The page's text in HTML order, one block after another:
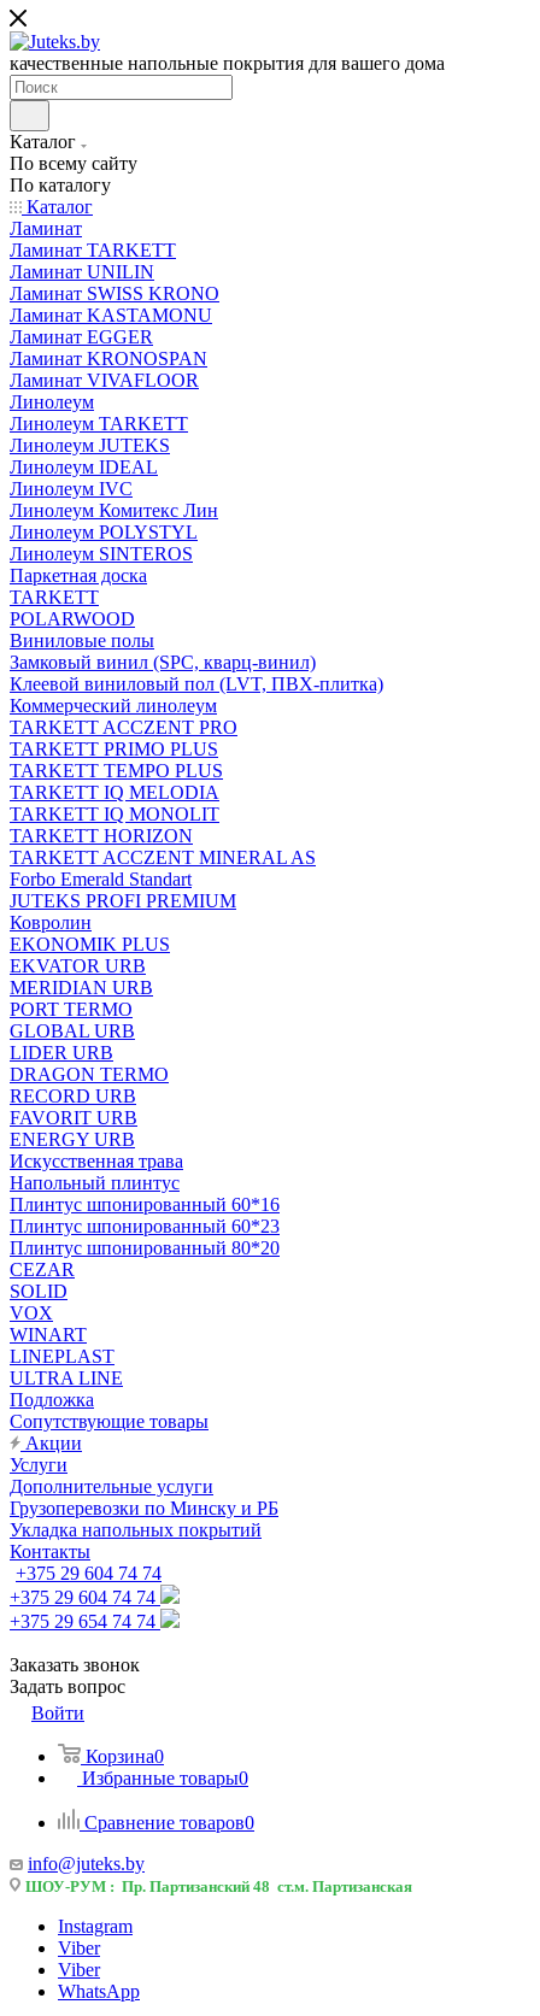
качественные напольные покрытия для вашего дома
Каталог
По всему сайту
По каталогу
Каталог
Ламинат
Ламинат TARKETT
Ламинат UNILIN
Ламинат SWISS KRONO
Ламинат KASTAMONU
Ламинат EGGER
Ламинат KRONOSPAN
Ламинат VIVAFLOOR
Линолеум
Линолеум TARKETT
Линолеум JUTEKS
Линолеум IDEAL
Линолеум IVC
Линолеум Комитекс Лин
Линолеум POLYSTYL
Линолеум SINTEROS
Паркетная доска
TARKETT
POLARWOOD
Виниловые полы
Замковый винил (SPC, кварц-винил)
Клеевой виниловый пол (LVT, ПВХ-плитка)
Коммерческий линолеум
TARKETT ACCZENT PRO
TARKETT PRIMO PLUS
TARKETT TEMPO PLUS
TARKETT IQ MELODIA
TARKETT IQ MONOLIT
TARKETT HORIZON
TARKETT ACCZENT MINERAL AS
Forbo Emerald Standart
JUTEKS PROFI PREMIUM
Ковролин
EKONOMIK PLUS
EKVATOR URB
MERIDIAN URB
PORT TERMO
GLOBAL URB
LIDER URB
DRAGON TERMO
RECORD URB
FAVORIT URB
ENERGY URB
Искусственная трава
Напольный плинтус
Плинтус шпонированный 60*16
Плинтус шпонированный 60*23
Плинтус шпонированный 80*20
CEZAR
SOLID
VOX
WINART
LINEPLAST
ULTRA LINE
Подложка
Сопутствующие товары
Акции
Услуги
Дополнительные услуги
Грузоперевозки по Минску и РБ
Укладка напольных покрытий
Контакты
+375 29 604 74 74
+375 29 604 74 74
+375 29 654 74 74
Заказать звонок
Задать вопрос
Войти
Корзина0
Избранные товары0
Сравнение товаров0
info@juteks.by
ШОУ-РУМ : Пр. Партизанский 48 ст.м. Партизанская
Instagram
Viber
Viber
WhatsApp